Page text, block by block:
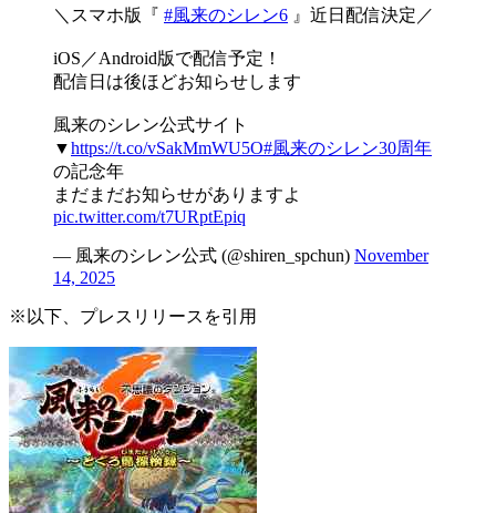
＼スマホ版『 #風来のシレン6 』近日配信決定／
iOS／Android版で配信予定！
配信日は後ほどお知らせします
風来のシレン公式サイト
▼https://t.co/vSakMmWU5O#風来のシレン30周年
の記念年
まだまだお知らせがありますよ
pic.twitter.com/t7URptEpiq
— 風来のシレン公式 (@shiren_spchun) November
14, 2025
※以下、プレスリリースを引用